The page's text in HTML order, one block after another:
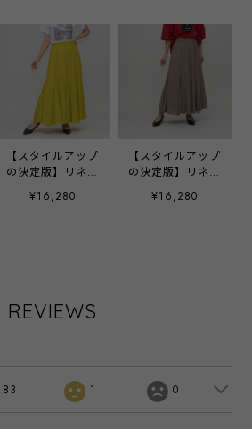
【スタイルアップ
の決定版】リネン
ライク・イレギュ
ラー切替えフレア
¥16,280
【スタイルアップ
の決定版】リネン
ライク・イレギュ
ラー切替えフレア
¥16,280
REVIEWS
83 1 0